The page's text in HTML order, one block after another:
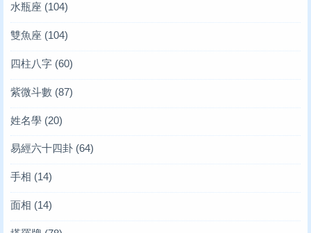
水瓶座 (104)
雙魚座 (104)
四柱八字 (60)
紫微斗數 (87)
姓名學 (20)
易經六十四卦 (64)
手相 (14)
面相 (14)